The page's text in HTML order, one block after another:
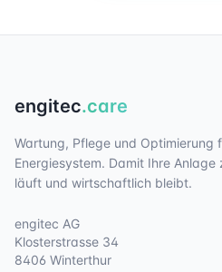
engitec.care
Wartung, Pflege und Optimierung
Energiesystem. Damit Ihre Anlage
läuft und wirtschaftlich bleibt.
engitec AG
Klosterstrasse 34
8406 Winterthur